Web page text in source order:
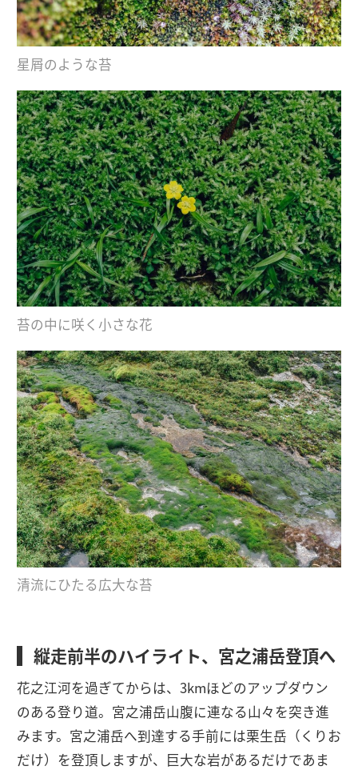
星屑のような苔
苔の中に咲く小さな花
清流にひたる広大な苔
縦走前半のハイライト、宮之浦岳登頂へ
花之江河を過ぎてからは、3kmほどのアップダウン
のある登り道。宮之浦岳山腹に連なる山々を突き進
みます。宮之浦岳へ到達する手前には栗生岳（くりお
だけ）を登頂しますが、巨大な岩があるだけであま